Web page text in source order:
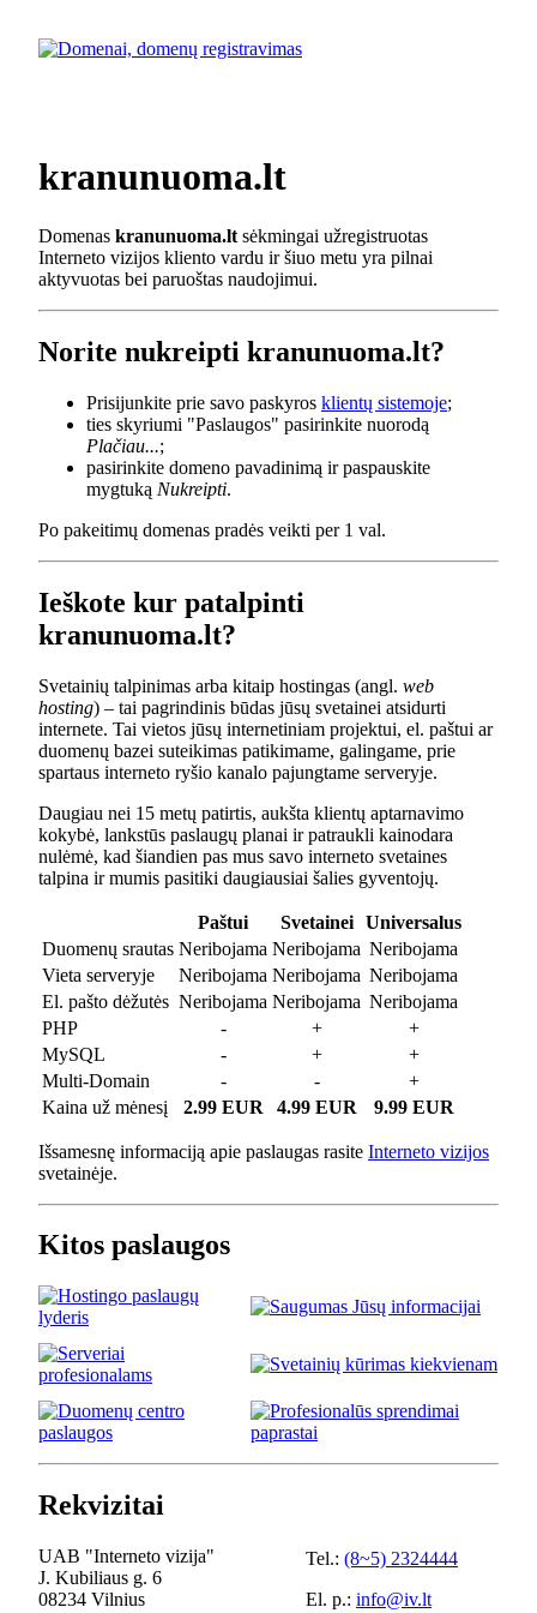
kranunuoma.lt
Domenas kranunuoma.lt sėkmingai užregistruotas
Interneto vizijos kliento vardu ir šiuo metu yra pilnai
aktyvuotas bei paruoštas naudojimui.
Norite nukreipti kranunuoma.lt?
Prisijunkite prie savo paskyros klientų sistemoje;
ties skyriumi "Paslaugos" pasirinkite nuorodą
Plačiau...;
pasirinkite domeno pavadinimą ir paspauskite
mygtuką Nukreipti.
Po pakeitimų domenas pradės veikti per 1 val.
Ieškote kur patalpinti
kranunuoma.lt?
Svetainių talpinimas arba kitaip hostingas (angl. web
hosting) – tai pagrindinis būdas jūsų svetainei atsidurti
internete. Tai vietos jūsų internetiniam projektui, el. paštui ar
duomenų bazei suteikimas patikimame, galingame, prie
spartaus interneto ryšio kanalo pajungtame serveryje.
Daugiau nei 15 metų patirtis, aukšta klientų aptarnavimo
kokybė, lankstūs paslaugų planai ir patraukli kainodara
nulėmė, kad šiandien pas mus savo interneto svetaines
talpina ir mumis pasitiki daugiausiai šalies gyventojų.
Paštui Svetainei
Universalus
Duomenų srautas Neribojama Neribojama Neribojama
Vieta serveryje
Neribojama Neribojama Neribojama
El. pašto dėžutės Neribojama Neribojama Neribojama
PHP
- +
+
MySQL
- +
+
Multi-Domain
- -
+
Kaina už mėnesį
2.99 EUR 4.99 EUR 9.99 EUR
Išsamesnę informaciją apie paslaugas rasite Interneto vizijos
svetainėje.
Kitos paslaugos
Rekvizitai
UAB "Interneto vizija"
J. Kubiliaus g. 6
08234 Vilnius
Tel.: (8~5) 2324444
El. p.: info@iv.lt